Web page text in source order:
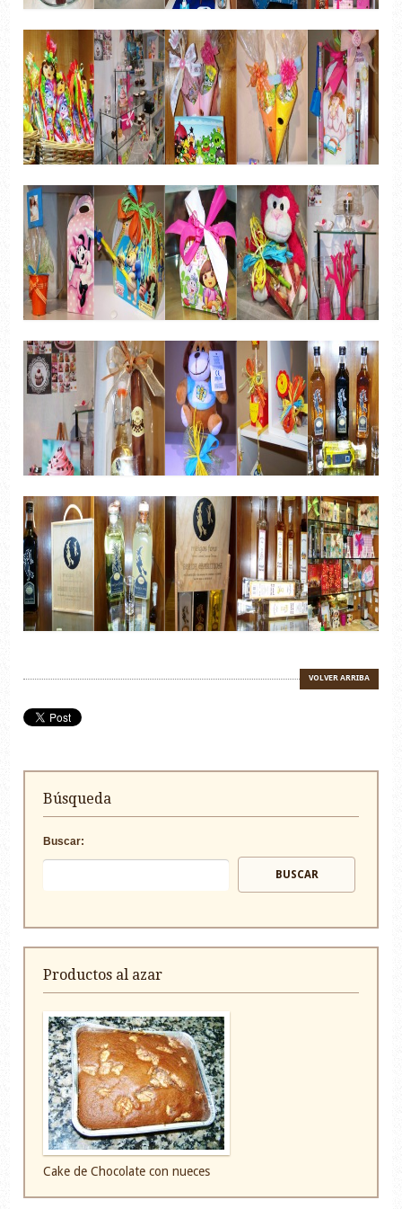
VOLVER ARRIBA
Búsqueda
Buscar:
Productos al azar
Cake de Chocolate con nueces